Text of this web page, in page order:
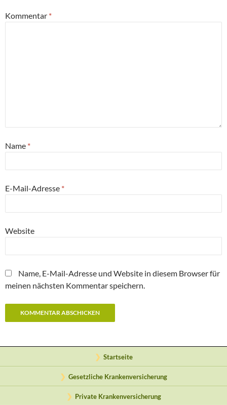
Kommentar *
Name *
E-Mail-Adresse *
Website
Name, E-Mail-Adresse und Website in diesem Browser für
meinen nächsten Kommentar speichern.
Startseite
Gesetzliche Krankenversicherung
Private Krankenversicherung